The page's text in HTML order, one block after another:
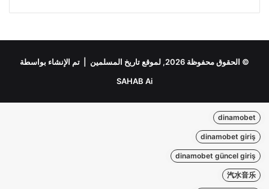
© الحقوق محفوظة 2026, لموقع تاريخ المسلمين | تم الإنشاء بواسطة
SAHAB Ai
dinamobet
dinamobet giriş
dinamobet güncel giriş
汽水音乐